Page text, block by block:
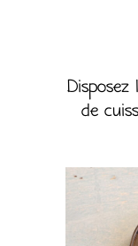
Disposez
de